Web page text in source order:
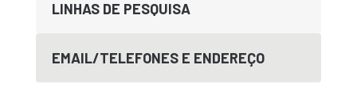
LINHAS DE PESQUISA
EMAIL/TELEFONES E ENDEREÇO